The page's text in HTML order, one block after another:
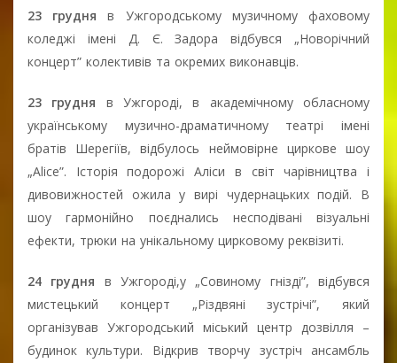
23 грудняв Ужгородському музичному фаховому
коледжі імені Д. Є. Задора відбувся „Новорічний
концерт” колективів та окремих виконавців.
23 грудня в Ужгороді, в академічному обласному
українському музично-драматичному театрі імені
братів Шерегіїв, відбулось неймовірне циркове шоу
„Alice”. Історія подорожі Аліси в світ чарівництва і
дивовижностей ожила у вирі чудернацьких подій. В
шоу гармонійно поєднались несподівані візуальні
ефекти, трюки на унікальному цирковому реквізиті.
24 грудня в Ужгороді,у „Совиному гнізді”, відбувся
мистецький концерт „Різдвяні зустрічі”, який
організував Ужгородський міський центр дозвілля –
будинок культури. Відкрив творчу зустріч ансамбль